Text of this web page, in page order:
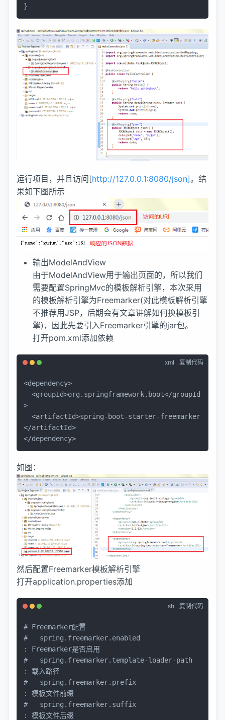
}
运行项目，并且访问[http://127.0.0.1:8080/json]。结
果如下图所示
输出ModelAndView
由于ModelAndView用于输出页面的，所以我们
需要配置SpringMvc的模板解析引擎，本次采用
的模板解析引擎为Freemarker(对此模板解析引擎
不推荐用JSP，后期会有文章讲解如何换模板引
擎)，因此先要引入Freemarker引擎的jar包。
打开pom.xml添加依赖
xml 复制代码
<dependency>
<groupId>org.springframework.boot</groupId
>
<artifactId>spring-boot-starter-freemarker
</artifactId>
</dependency>
如图：
然后配置Freemarker模板解析引擎
打开application.properties添加
sh 复制代码
# Freemarker配置
#   spring.freemarker.enabled
: Freemarker是否启用
#   spring.freemarker.template-loader-path
: 载入路径
#   spring.freemarker.prefix
: 模板文件前缀
#   spring.freemarker.suffix
: 模板文件后缀